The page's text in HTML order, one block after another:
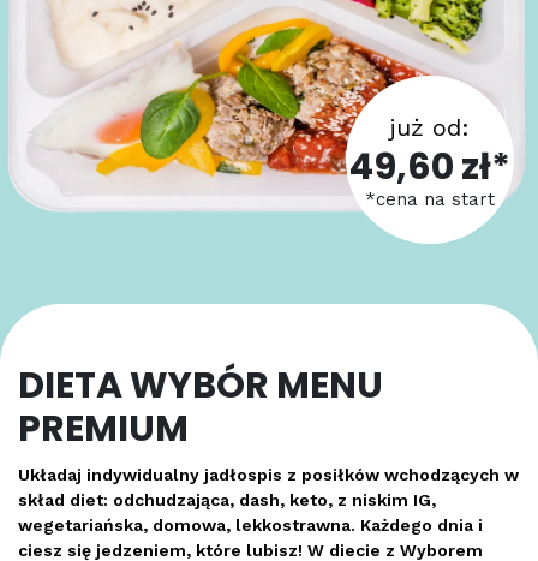
DIETA WYBÓR MENU
PREMIUM
Układaj indywidualny jadłospis z posiłków wchodzących w
skład diet: odchudzająca, dash, keto, z niskim IG,
wegetariańska, domowa, lekkostrawna. Każdego dnia i
ciesz się jedzeniem, które lubisz! W diecie z Wyborem
już od:
49,60 zł*
*cena na start